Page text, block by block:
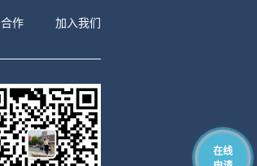
作 加入我们
在线